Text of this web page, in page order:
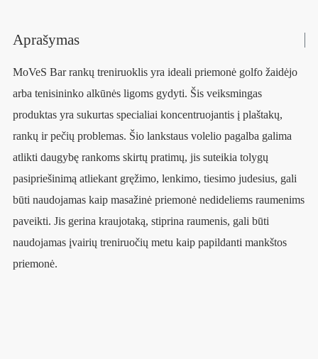
Aprašymas
MoVeS Bar rankų treniruoklis yra ideali priemonė golfo žaidėjo
arba tenisininko alkūnės ligoms gydyti. Šis veiksmingas
produktas yra sukurtas specialiai koncentruojantis į plaštakų,
rankų ir pečių problemas. Šio lankstaus volelio pagalba galima
atlikti daugybę rankoms skirtų pratimų, jis suteikia tolygų
pasipriešinimą atliekant gręžimo, lenkimo, tiesimo judesius, gali
būti naudojamas kaip masažinė priemonė nedideliems raumenims
paveikti. Jis gerina kraujotaką, stiprina raumenis, gali būti
naudojamas įvairių treniruočių metu kaip papildanti mankštos
priemonė.